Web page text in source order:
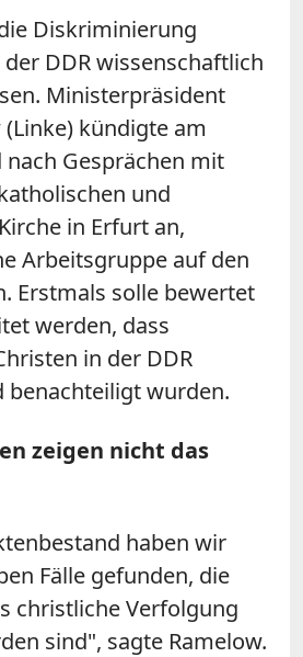
Diskriminierung
DDR wissenschaftlich
Ministerpräsident
kündigte am
nach Gesprächen mit
und
in Erfurt an,
Arbeitsgruppe auf den
Erstmals solle bewertet
werden, dass
in der DDR
benachteiligt wurden.
zeigen nicht das
haben wir
Fälle gefunden, die
christliche Verfolgung
sind", sagte Ramelow.